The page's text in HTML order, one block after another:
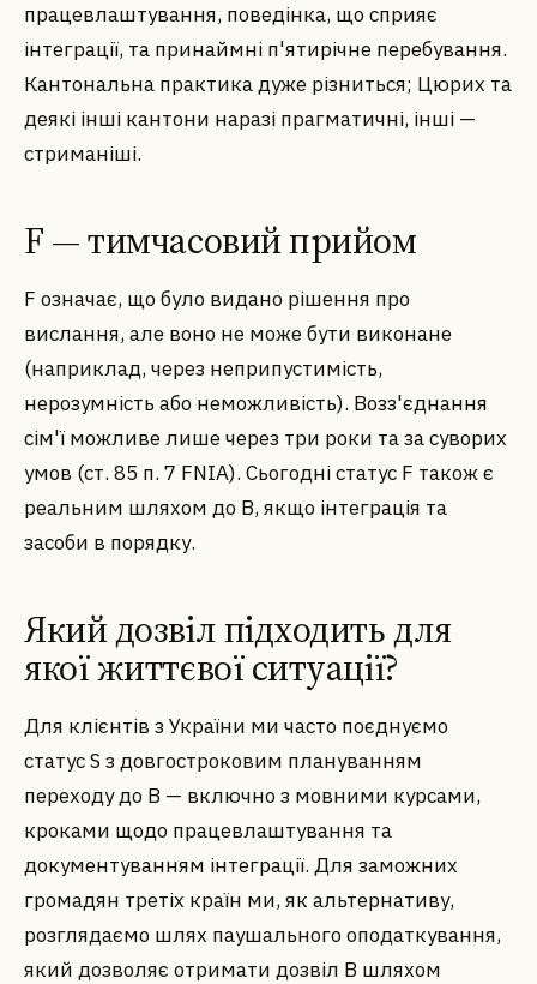
працевлаштування, поведінка, що сприяє
інтеграції, та принаймні п'ятирічне перебування.
Кантональна практика дуже різниться; Цюрих та
деякі інші кантони наразі прагматичні, інші —
стриманіші.
F — тимчасовий прийом
F означає, що було видано рішення про
вислання, але воно не може бути виконане
(наприклад, через неприпустимість,
нерозумність або неможливість). Возз'єднання
сім'ї можливе лише через три роки та за суворих
умов (ст. 85 п. 7 FNIA). Сьогодні статус F також є
реальним шляхом до B, якщо інтеграція та
засоби в порядку.
Який дозвіл підходить для
якої життєвої ситуації?
Для клієнтів з України ми часто поєднуємо
статус S з довгостроковим плануванням
переходу до B — включно з мовними курсами,
кроками щодо працевлаштування та
документуванням інтеграції. Для заможних
громадян третіх країн ми, як альтернативу,
розглядаємо шлях паушального оподаткування,
який дозволяє отримати дозвіл B шляхом